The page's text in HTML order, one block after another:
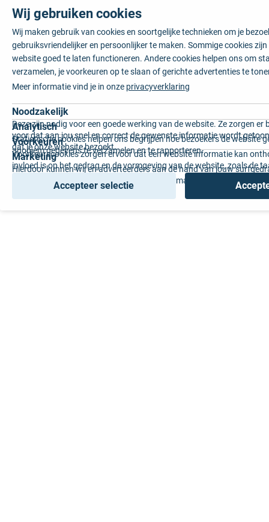
Wij gebruiken cookies
Wij maken gebruik van cookies en soortgelijke technieken om je
gebruiksvriendelijker en persoonlijker te maken. Sommige cookies
website goed te laten functioneren. Andere cookies helpen ons om
verzamelen, je voorkeuren op te slaan of gerichte advertenties te
Meer informatie vind je in onze privacyverklaring
Noodzakelijk
Deze zijn nodig voor een goede werking van de website. Ze zorgen er
voor dat aan jou snel en correct de gewenste informatie wordt
dat je onze website bezoekt.
Analytisch
Statistische cookies helpen ons begrijpen hoe bezoekers de website
anoniem gegevens te verzamelen en te rapporteren.
Voorkeuren
Voorkeurscookies zorgen ervoor dat een website informatie kan
invloed is op het gedrag en de vormgeving van de website, zoals de
voorkeur of de regio waar u woont.
Marketing
Hierdoor kunnen wij en adverteerders aan de hand van jouw
gepersonaliseerde online advertenties en op maat gemaakte content
Accepteer selectie